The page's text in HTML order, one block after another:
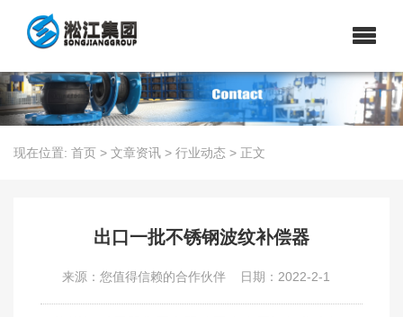
现在位置: 首页 > 文章资讯 > 行业动态 > 正文
出口一批不锈钢波纹补偿器
来源：您值得信赖的合作伙伴 日期：2022-2-1